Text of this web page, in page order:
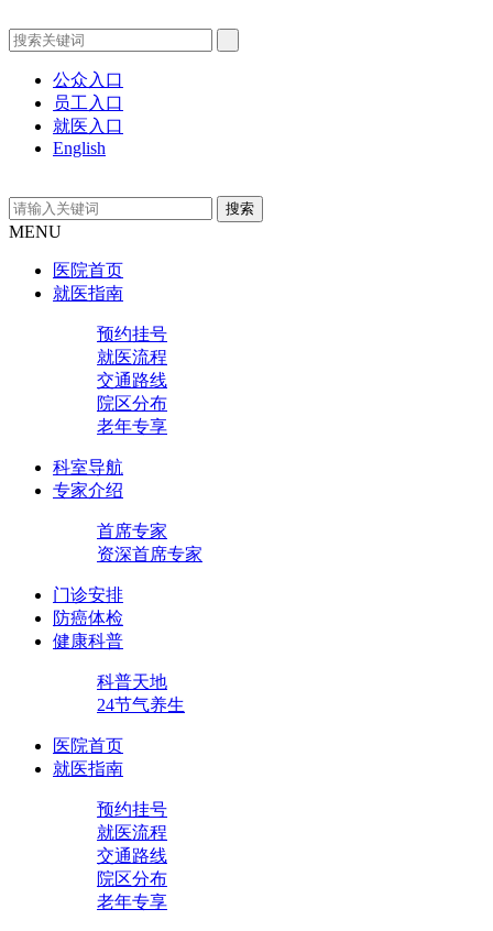
公众入口
员工入口
就医入口
English
MENU
医院首页
就医指南
预约挂号
就医流程
交通路线
院区分布
老年专享
科室导航
专家介绍
首席专家
资深首席专家
门诊安排
防癌体检
健康科普
科普天地
24节气养生
医院首页
就医指南
预约挂号
就医流程
交通路线
院区分布
老年专享